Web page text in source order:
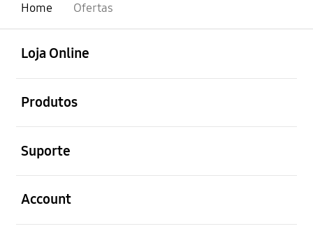
Home Ofertas
Loja Online
Produtos
Suporte
Account